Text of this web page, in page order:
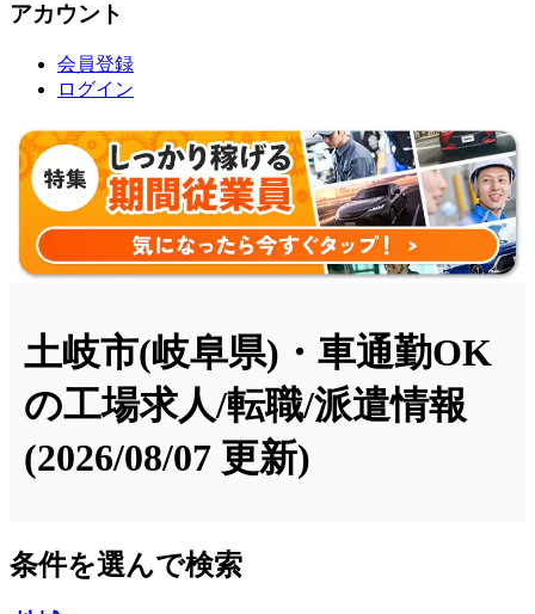
アカウント
会員登録
ログイン
土岐市(岐阜県)・車通勤OK
の工場求人/転職/派遣情報
(2026/08/07 更新)
条件を選んで検索